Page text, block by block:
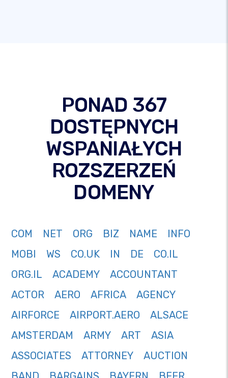
PONAD 367
DOSTĘPNYCH
WSPANIAŁYCH
ROZSZERZEŃ
DOMENY
COM NET ORG BIZ NAME
INFO
MOBI
WS CO.UK IN DE
CO.IL
ORG.IL
ACADEMY
ACCOUNTANT
ACTOR
AERO AFRICA
AGENCY
AIRFORCE
AIRPORT.AERO
ALSACE
AMSTERDAM
ARMY ART
ASIA
ASSOCIATES
ATTORNEY
AUCTION